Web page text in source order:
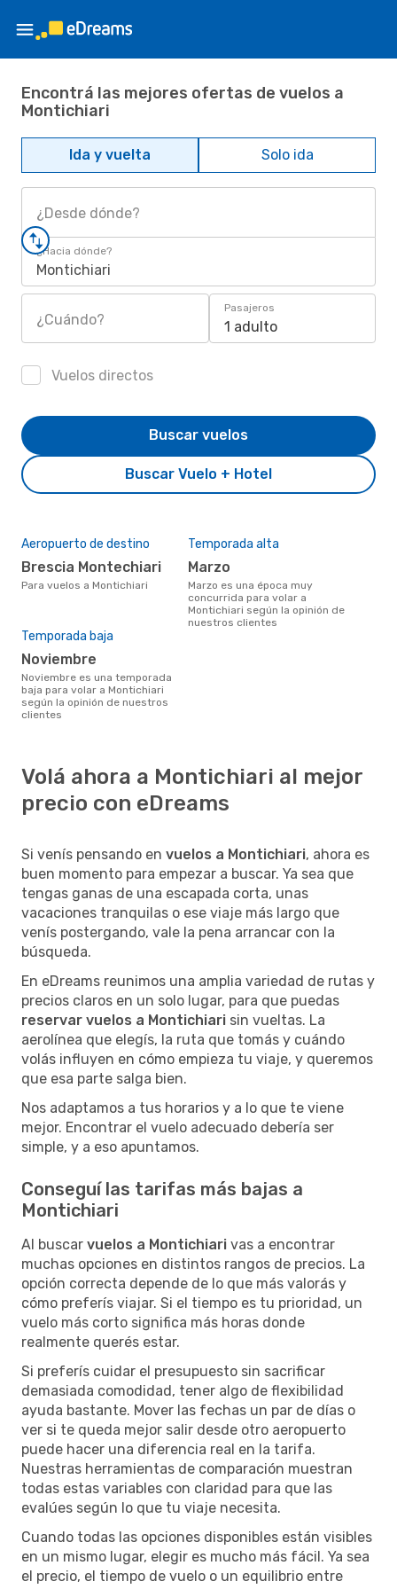
Encontrá las mejores ofertas de vuelos a
Montichiari
Ida y vuelta Solo ida
¿Desde dónde?
¿Hacia dónde?
Montichiari
¿Cuándo?
Pasajeros
1 adulto
Vuelos directos
Buscar Vuelo + Hotel
Buscar vuelos
Aeropuerto de destino
Brescia Montechiari
Para vuelos a Montichiari
Temporada alta
marzo
marzo es una época muy
concurrida para volar a
Montichiari según la opinión de
nuestros clientes
Temporada baja
noviembre
noviembre es una temporada
baja para volar a Montichiari
según la opinión de nuestros
clientes
Volá ahora a Montichiari al mejor
precio con eDreams
Si venís pensando en vuelos a Montichiari, ahora es
buen momento para empezar a buscar. Ya sea que
tengas ganas de una escapada corta, unas
vacaciones tranquilas o ese viaje más largo que
venís postergando, vale la pena arrancar con la
búsqueda.
En eDreams reunimos una amplia variedad de rutas y
precios claros en un solo lugar, para que puedas
reservar vuelos a Montichiari sin vueltas. La
aerolínea que elegís, la ruta que tomás y cuándo
volás influyen en cómo empieza tu viaje, y queremos
que esa parte salga bien.
Nos adaptamos a tus horarios y a lo que te viene
mejor. Encontrar el vuelo adecuado debería ser
simple, y a eso apuntamos.
Conseguí las tarifas más bajas a
Montichiari
Al buscar vuelos a Montichiari vas a encontrar
muchas opciones en distintos rangos de precios. La
opción correcta depende de lo que más valorás y
cómo preferís viajar. Si el tiempo es tu prioridad, un
vuelo más corto significa más horas donde
realmente querés estar.
Si preferís cuidar el presupuesto sin sacrificar
demasiada comodidad, tener algo de flexibilidad
ayuda bastante. Mover las fechas un par de días o
ver si te queda mejor salir desde otro aeropuerto
puede hacer una diferencia real en la tarifa.
Nuestras herramientas de comparación muestran
todas estas variables con claridad para que las
evalúes según lo que tu viaje necesita.
Cuando todas las opciones disponibles están visibles
en un mismo lugar, elegir es mucho más fácil. Ya sea
el precio, el tiempo de vuelo o un equilibrio entre